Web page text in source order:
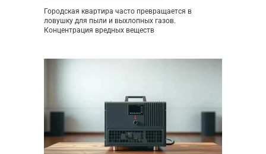
Городская квартира часто превращается в
ловушку для пыли и выхлопных газов.
Концентрация вредных веществ